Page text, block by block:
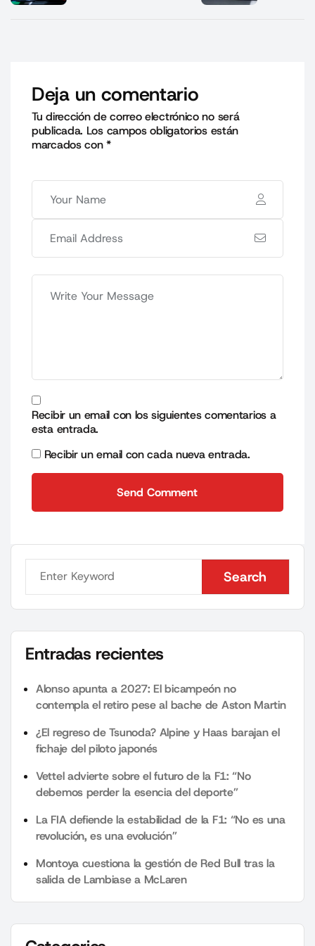
Deja un comentario
Tu dirección de correo electrónico no será
publicada. Los campos obligatorios están
marcados con*
Recibir un email con los siguientes comentarios a
esta entrada.
Recibir un email con cada nueva entrada.
Send Comment
Search
Search
Entradas recientes
Alonso apunta a 2027: El bicampeón no
contempla el retiro pese al bache de Aston Martin
¿El regreso de Tsunoda? Alpine y Haas barajan el
fichaje del piloto japonés
Vettel advierte sobre el futuro de la F1: “No
debemos perder la esencia del deporte”
La FIA defiende la estabilidad de la F1: “No es una
revolución, es una evolución”
Montoya cuestiona la gestión de Red Bull tras la
salida de Lambiase a McLaren